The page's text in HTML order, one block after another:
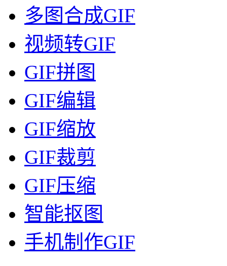
多图合成GIF
视频转GIF
GIF拼图
GIF编辑
GIF缩放
GIF裁剪
GIF压缩
智能抠图
手机制作GIF